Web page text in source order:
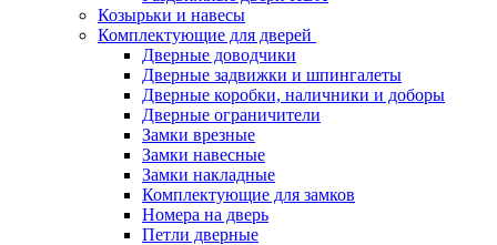
Козырьки и навесы
Комплектующие для дверей
Дверные доводчики
Дверные задвижки и шпингалеты
Дверные коробки, наличники и доборы
Дверные ограничители
Замки врезные
Замки навесные
Замки накладные
Комплектующие для замков
Номера на дверь
Петли дверные